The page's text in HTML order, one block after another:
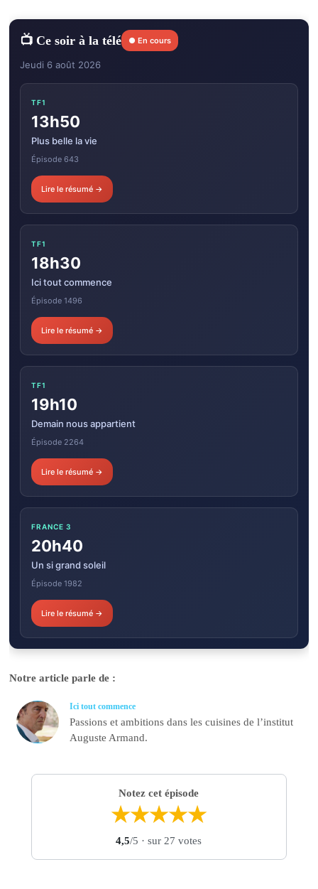
📺 Ce soir à la télé ● En cours
Jeudi 6 août 2026
TF1
13h50
Plus belle la vie
Épisode 643
Lire le résumé →
TF1
18h30
Ici tout commence
Épisode 1496
Lire le résumé →
TF1
19h10
Demain nous appartient
Épisode 2264
Lire le résumé →
FRANCE 3
20h40
Un si grand soleil
Épisode 1982
Lire le résumé →
Notre article parle de :
Ici tout commence
Passions et ambitions dans les cuisines de l’institut
Auguste Armand.
Notez cet épisode
★★★★★
4,5/5 · sur 27 votes